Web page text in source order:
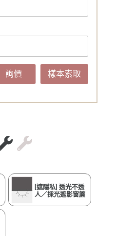
詢價 樣本索取
[遮隱私] 透光不透
人／採光遮影窗簾